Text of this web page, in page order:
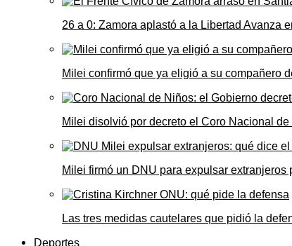
26 a 0: Zamora aplastó a la Libertad Avanza
Milei confirmó que ya eligió a su compañero
Milei disolvió por decreto el Coro Nacional
Milei firmó un DNU para expulsar
Las tres medidas cautelares que pidió la
Deportes